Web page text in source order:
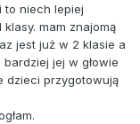
to niech lepiej
mam znajomą
jest już w 2 klasie a
jej w głowie
dzieci przygotowują